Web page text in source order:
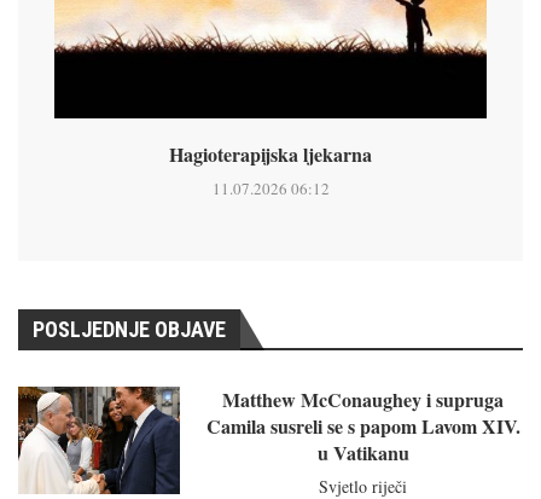
Hagioterapijska ljekarna
11.07.2026 06:12
POSLJEDNJE OBJAVE
Matthew McConaughey i supruga
Camila susreli se s papom Lavom XIV.
u Vatikanu
Svjetlo riječi